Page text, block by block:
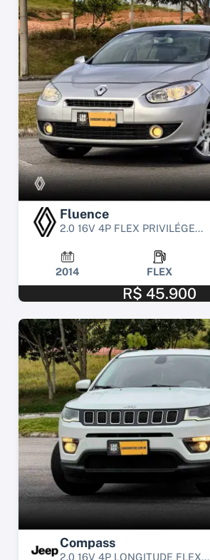
Fluence
2.0 16V 4P FLEX PRIVILÉGE...
2014 FLEX
R$ 45.900
Compass
2.0 16V 4P LONGITUDE FLEX...